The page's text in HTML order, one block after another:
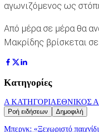
αγωνιζόμενος ως
Από μέρα σε μέρα θα
Μακρίδης βρίσκεται
Κατηγορίες
Α ΚΑΤΗΓΟΡΙΑΕΘΝΙΚΟΣ
Ροή ειδήσεων Δημοφιλή
Μπεργκ: «Ξεχωριστό